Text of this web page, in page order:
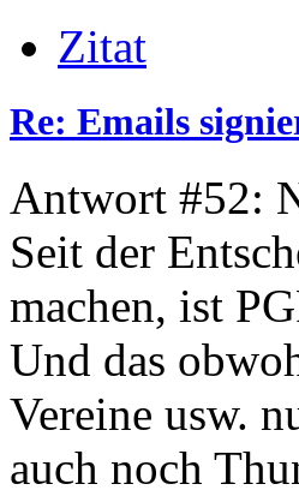
Zitat
Re: Emails
Antwort #52:
Seit der
machen, ist
Und das
Vereine usw.
auch noch